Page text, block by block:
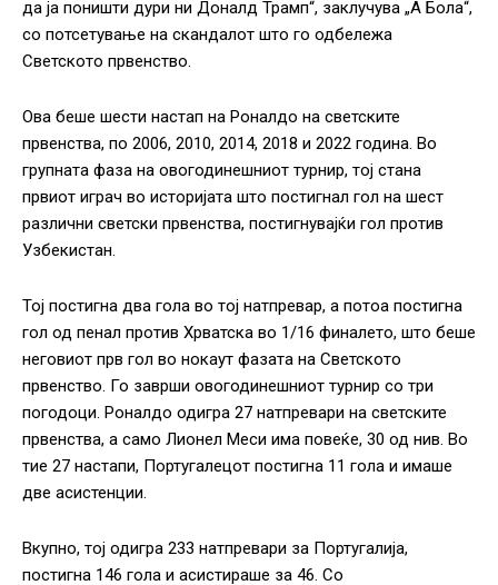
да ја поништи дури ни Доналд Трамп“, заклучува „А Бола“,
со потсетување на скандалот што го одбележа
Светското првенство.
Ова беше шести настап на Роналдо на светските
првенства, по 2006, 2010, 2014, 2018 и 2022 година. Во
групната фаза на овогодинешниот турнир, тој стана
првиот играч во историјата што постигнал гол на шест
различни светски првенства, постигнувајќи гол против
Узбекистан.
Тој постигна два гола во тој натпревар, а потоа постигна
гол од пенал против Хрватска во 1/16 финалето, што беше
неговиот прв гол во нокаут фазата на Светското
првенство. Го заврши овогодинешниот турнир со три
погодоци. Роналдо одигра 27 натпревари на светските
првенства, а само Лионел Меси има повеќе, 30 од нив. Во
тие 27 настапи, Португалецот постигна 11 гола и имаше
две асистенции.
Вкупно, тој одигра 233 натпревари за Португалија,
постигна 146 гола и асистираше за 46. Со